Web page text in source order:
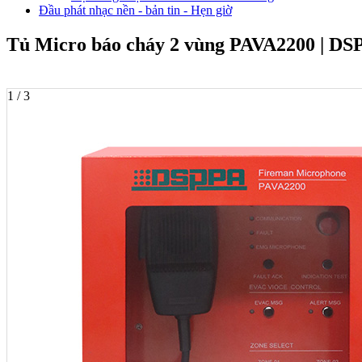
Đầu phát nhạc nền - bản tin - Hẹn giờ
Tủ Micro báo cháy 2 vùng PAVA2200 |
1 / 3